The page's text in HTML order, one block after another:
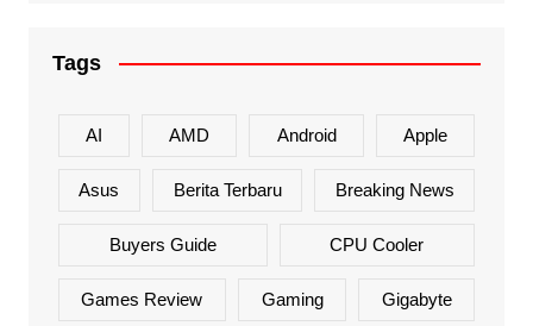
Tags
AI AMD Android Apple
Asus Berita Terbaru Breaking News
Buyers Guide CPU Cooler
Games Review Gaming Gigabyte